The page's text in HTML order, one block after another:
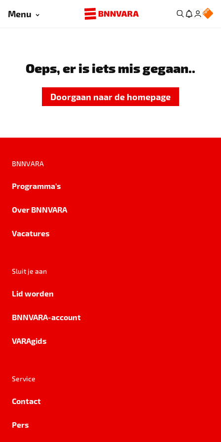
Menu
Oeps, er is iets mis gegaan..
Doorgaan naar de homepage
BNNVARA
Programma's
Over BNNVARA
Vacatures
Sluit je aan
Lid worden
BNNVARA-account
VARAgids
Service
Contact
Pers